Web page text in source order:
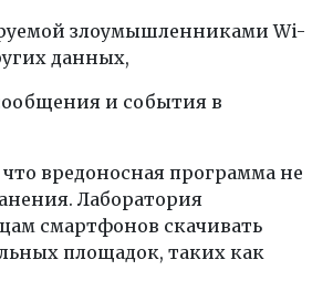
злоумышленниками Wi-
данных,
и события в
вредоносная программа не
Лаборатория
смартфонов скачивать
площадок, таких как